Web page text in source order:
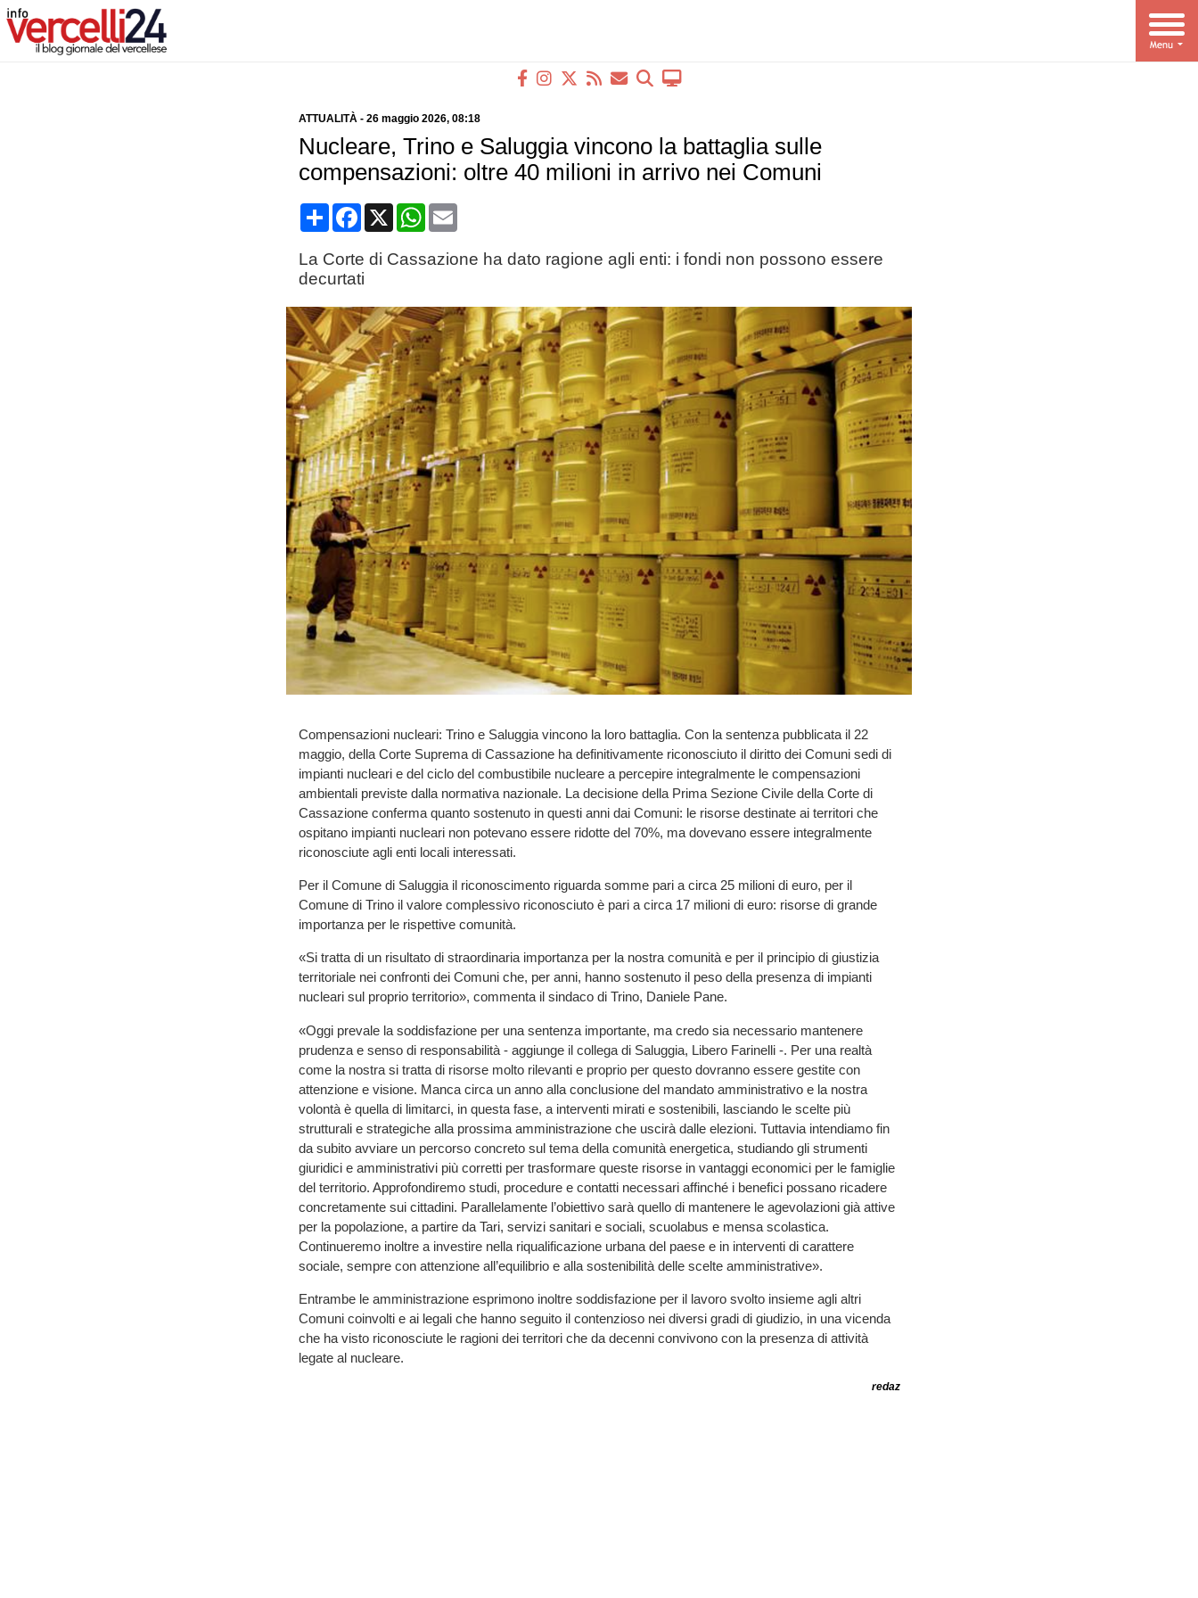
ATTUALITÀ- 26 maggio 2026, 08:18
Nucleare, Trino e Saluggia vincono la battaglia sulle
compensazioni: oltre 40 milioni in arrivo nei Comuni
CondividiFacebook
X WhatsApp
Email
La Corte di Cassazione ha dato ragione agli enti: i fondi non possono essere
decurtati
Compensazioni nucleari: Trino e Saluggia vincono la loro battaglia. Con la sentenza pubblicata il 22
maggio, della Corte Suprema di Cassazione ha definitivamente riconosciuto il diritto dei Comuni sedi di
impianti nucleari e del ciclo del combustibile nucleare a percepire integralmente le compensazioni
ambientali previste dalla normativa nazionale. La decisione della Prima Sezione Civile della Corte di
Cassazione conferma quanto sostenuto in questi anni dai Comuni: le risorse destinate ai territori che
ospitano impianti nucleari non potevano essere ridotte del 70%, ma dovevano essere integralmente
riconosciute agli enti locali interessati.
Per il Comune di Saluggia il riconoscimento riguarda somme pari a circa 25 milioni di euro, per il
Comune di Trino il valore complessivo riconosciuto è pari a circa 17 milioni di euro: risorse di grande
importanza per le rispettive comunità.
«Si tratta di un risultato di straordinaria importanza per la nostra comunità e per il principio di giustizia
territoriale nei confronti dei Comuni che, per anni, hanno sostenuto il peso della presenza di impianti
nucleari sul proprio territorio», commenta il sindaco di Trino, Daniele Pane.
«Oggi prevale la soddisfazione per una sentenza importante, ma credo sia necessario mantenere
prudenza e senso di responsabilità - aggiunge il collega di Saluggia, Libero Farinelli -. Per una realtà
come la nostra si tratta di risorse molto rilevanti e proprio per questo dovranno essere gestite con
attenzione e visione. Manca circa un anno alla conclusione del mandato amministrativo e la nostra
volontà è quella di limitarci, in questa fase, a interventi mirati e sostenibili, lasciando le scelte più
strutturali e strategiche alla prossima amministrazione che uscirà dalle elezioni. Tuttavia intendiamo fin
da subito avviare un percorso concreto sul tema della comunità energetica, studiando gli strumenti
giuridici e amministrativi più corretti per trasformare queste risorse in vantaggi economici per le famiglie
del territorio. Approfondiremo studi, procedure e contatti necessari affinché i benefici possano ricadere
concretamente sui cittadini. Parallelamente l’obiettivo sarà quello di mantenere le agevolazioni già attive
per la popolazione, a partire da Tari, servizi sanitari e sociali, scuolabus e mensa scolastica.
Continueremo inoltre a investire nella riqualificazione urbana del paese e in interventi di carattere
sociale, sempre con attenzione all’equilibrio e alla sostenibilità delle scelte amministrative».
Entrambe le amministrazione esprimono inoltre soddisfazione per il lavoro svolto insieme agli altri
Comuni coinvolti e ai legali che hanno seguito il contenzioso nei diversi gradi di giudizio, in una vicenda
che ha visto riconosciute le ragioni dei territori che da decenni convivono con la presenza di attività
legate al nucleare.
redaz